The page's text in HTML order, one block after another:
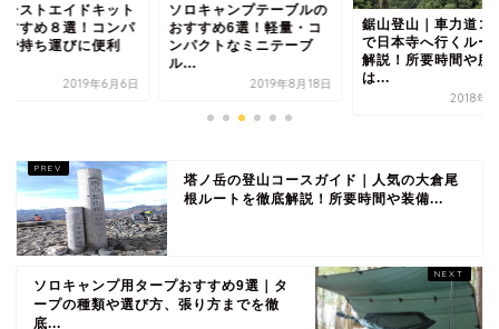
ーストエイドキット
すすめ８選！コンパ
で持ち運びに便利
2019年6月6日
ソロキャンプテーブルの
おすすめ6選！軽量・コ
ンパクトなミニテーブ
ル...
2019年8月18日
鋸山登山｜車力道コ
で日本寺へ行くルー
解説！所要時間や服
は...
2018年8
塔ノ岳の登山コースガイド｜人気の大倉尾
根ルートを徹底解説！所要時間や装備...
ソロキャンプ用タープおすすめ9選｜タ
ープの種類や選び方、張り方までを徹
底...